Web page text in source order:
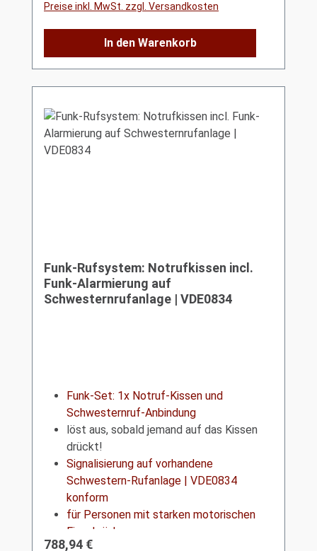
Preise inkl. MwSt. zzgl. Versandkosten
In den Warenkorb
Funk-Rufsystem: Notrufkissen incl.
Funk-Alarmierung auf
Schwesternrufanlage | VDE0834
Funk-Set: 1x Notruf-Kissen und
Schwesternruf-Anbindung
löst aus, sobald jemand auf das Kissen
drückt!
Signalisierung auf vorhandene
Schwestern-Rufanlage | VDE0834
konform
für Personen mit starken motorischen
Einschränkungen
Regulärer Preis:
788,94 €